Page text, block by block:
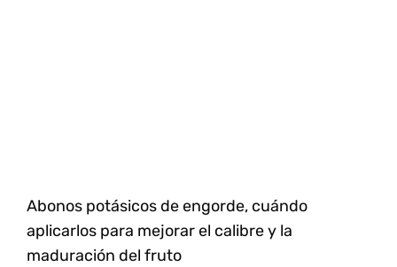
Abonos potásicos de engorde, cuándo
aplicarlos para mejorar el calibre y la
maduración del fruto